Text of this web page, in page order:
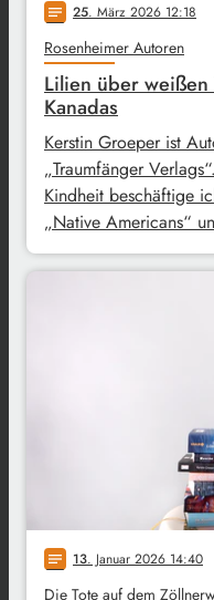
notes 25. März 2026 12:18
Rosenheimer Autoren
Lilien über
Kanadas
Kerstin Groeper ist
„Traumfänger
Kindheit beschäftige
„Native Americans“
notes 13. Januar 2026 14:40
Die Tote auf dem